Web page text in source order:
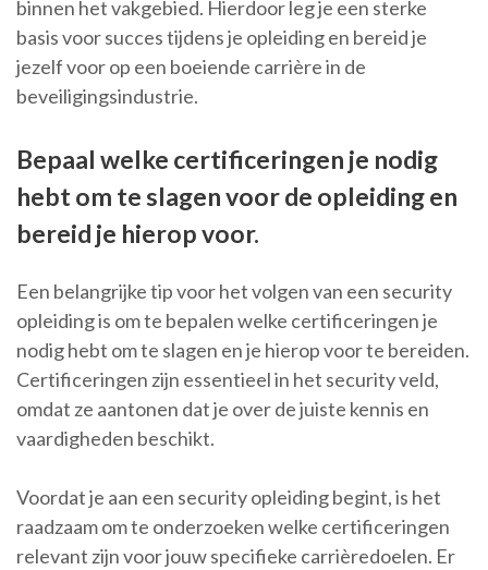
binnen het vakgebied. Hierdoor leg je een sterke
basis voor succes tijdens je opleiding en bereid je
jezelf voor op een boeiende carrière in de
beveiligingsindustrie.
Bepaal welke certificeringen je nodig
hebt om te slagen voor de opleiding en
bereid je hierop voor.
Een belangrijke tip voor het volgen van een security
opleiding is om te bepalen welke certificeringen je
nodig hebt om te slagen en je hierop voor te bereiden.
Certificeringen zijn essentieel in het security veld,
omdat ze aantonen dat je over de juiste kennis en
vaardigheden beschikt.
Voordat je aan een security opleiding begint, is het
raadzaam om te onderzoeken welke certificeringen
relevant zijn voor jouw specifieke carrièredoelen. Er